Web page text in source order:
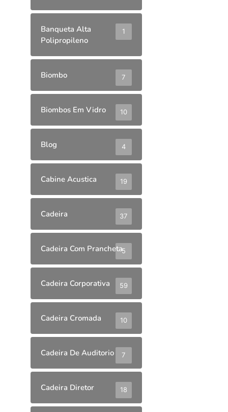
Banqueta Alta
Polipropileno
1
Biombo 7
Biombos Em Vidro 10
Blog 4
Cabine Acustica 19
Cadeira 37
Cadeira Com Prancheta5
Cadeira Corporativa 59
Cadeira Cromada 10
Cadeira De Auditorio 7
Cadeira Diretor 18